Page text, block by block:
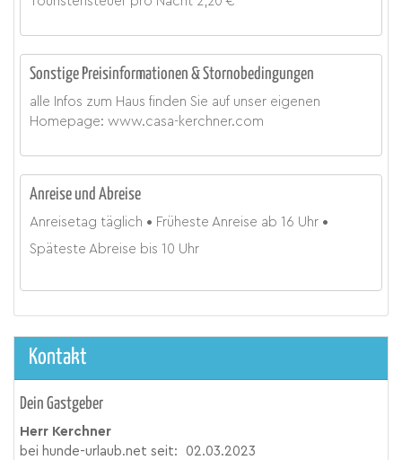
Sonstige Preisinformationen & Stornobedingungen
alle Infos zum Haus finden Sie auf unser eigenen
Homepage: www.casa-kerchner.com
Anreise und Abreise
Anreisetag täglich Früheste Anreise ab 16 Uhr
Späteste Abreise bis 10 Uhr
Kontakt
Dein Gastgeber
Herr Kerchner
bei hunde-urlaub.net seit:
02.03.2023